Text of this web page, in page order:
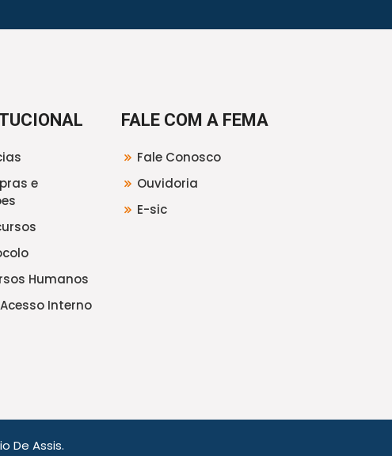
e
Humanos
Acesso Interno
FALE COM A FEMA
Fale Conosco
Ouvidoria
E-sic
De Assis.